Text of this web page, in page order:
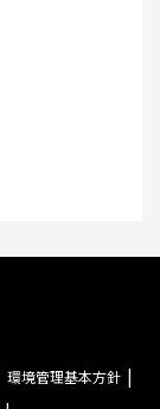
環境管理基本方針